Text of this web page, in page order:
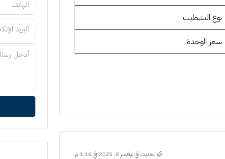
نوع التشطيب
سعر الوحدة
تحديث في نوفمبر 8, 2025 في 1:14 م